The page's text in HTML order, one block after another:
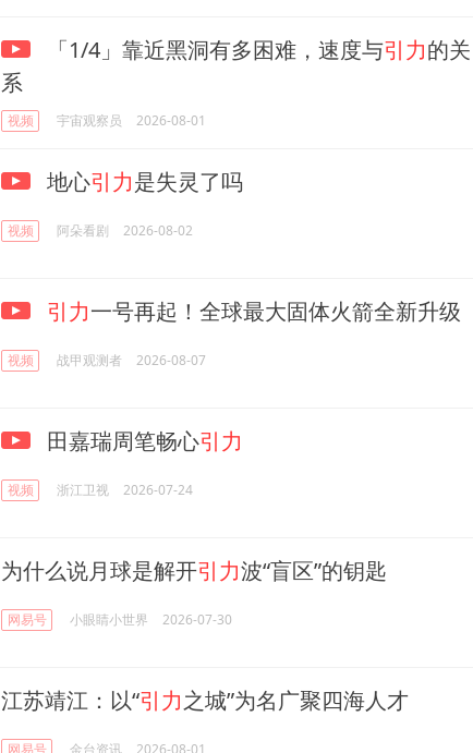
「1/4」靠近黑洞有多困难，速度与引力的关
系
视频 宇宙观察员 2026-08-01
地心引力是失灵了吗
视频 阿朵看剧 2026-08-02
引力一号再起！全球最大固体火箭全新升级
视频 战甲观测者 2026-08-07
田嘉瑞周笔畅心引力
视频 浙江卫视 2026-07-24
为什么说月球是解开引力波“盲区”的钥匙
网易号 小眼睛小世界 2026-07-30
江苏靖江：以“引力之城”为名广聚四海人才
网易号 金台资讯 2026-08-01